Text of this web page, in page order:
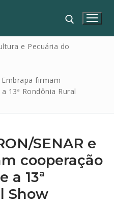
e Pecuária do
Embrapa firmam
13ª Rondônia Rural
SENAR e
cooperação
a 13ª
Show